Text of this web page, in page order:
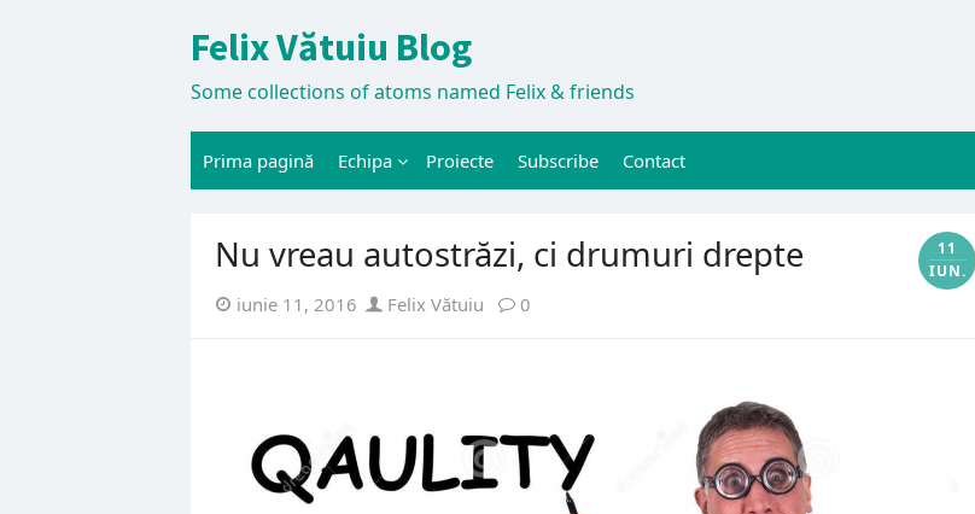
to
Felix Vătuiu Blog
Some collections of atoms named Felix & friends
Prima pagină Echipa Proiecte Subscribe Contact
Nu vreau autostrăzi, ci drumuri drepte
11
IUN.
Posted
iunie 11, 2016 Author
Felix Vătuiu 0